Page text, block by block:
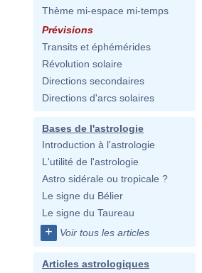
Thème mi-espace mi-temps
Prévisions
Transits et éphémérides
Révolution solaire
Directions secondaires
Directions d'arcs solaires
Bases de l'astrologie
Introduction à l'astrologie
L'utilité de l'astrologie
Astro sidérale ou tropicale ?
Le signe du Bélier
Le signe du Taureau
+ Voir tous les articles
Articles astrologiques